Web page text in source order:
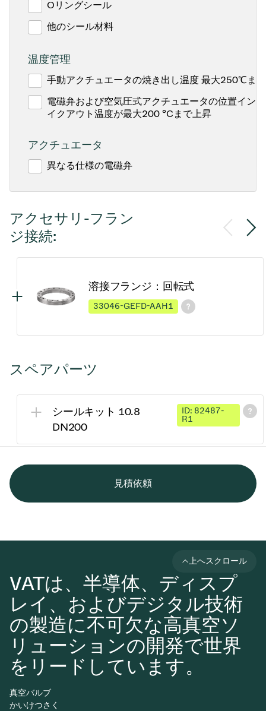
Oリングシール
他のシール材料
温度管理
手動アクチュエータの焼き出し温度 最大250℃ま
電磁弁および空気圧式アクチュエータの位置イン
イクアウト温度が最大200 °Cまで上昇
アクチュエータ
異なる仕様の電磁弁
アクセサリ-フラン
ジ接続:
溶接フランジ：回転式
33046-GEFD-AAH1
スペアパーツ
シールキット 10.8
DN200
ID: 82487-
R1
見積依頼
VATは、半導体、ディスプ
レイ、およびデジタル技術
の製造に不可欠な高真空ソ
リューションの開発で世界
をリードしています。
上へスクロール
真空バルブ
かいけつさく